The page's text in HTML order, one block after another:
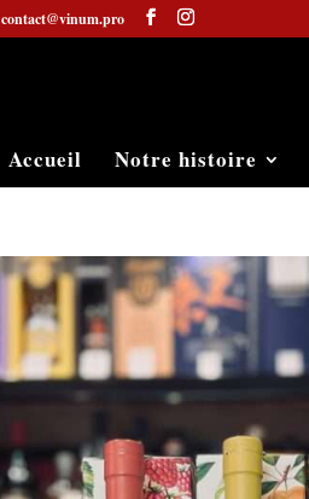
contact@vinum.pro
Accueil Notre histoire